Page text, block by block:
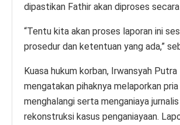
dipastikan Fathir akan diproses
“Tentu kita akan proses laporan ini
prosedur dan ketentuan yang ada,”
Kuasa hukum korban, Irwansyah
mengatakan pihaknya melaporkan
menghalangi serta menganiaya
rekonstruksi kasus penganiayaan.